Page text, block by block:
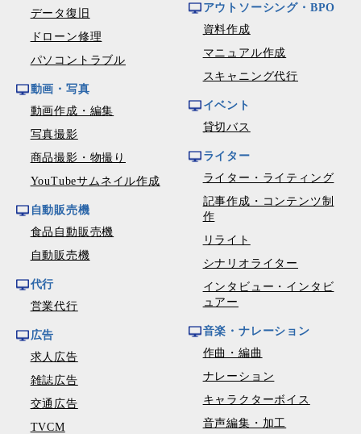
データ復旧
ドローン修理
パソコントラブル
動画・写真
動画作成・編集
写真撮影
商品撮影・物撮り
YouTubeサムネイル作成
自動販売機
食品自動販売機
自動販売機
代行
営業代行
広告
求人広告
雑誌広告
交通広告
TVCM
アウトソーシング・BPO
資料作成
マニュアル作成
スキャニング代行
イベント
貸切バス
ライター
ライター・ライティング
記事作成・コンテンツ制
作
リライト
シナリオライター
インタビュー・インタビ
ュアー
音楽・ナレーション
作曲・編曲
ナレーション
キャラクターボイス
音声編集・加工